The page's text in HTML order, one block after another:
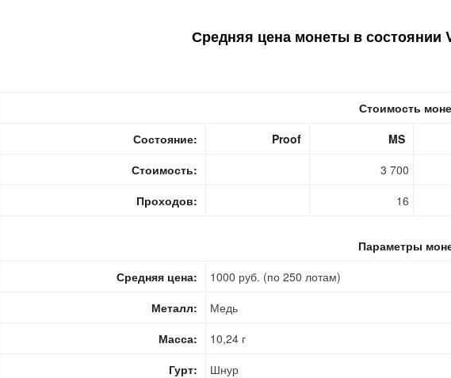
Средняя цена монеты в состоянии
Стоимость
Состояние:
Proof MS
Стоимость:
3 700
Проходов:
16
Параметры
Средняя цена:
1000 руб. (по 250 лотам)
Металл:
Медь
Масса:
10,24 г
Гурт:
Шнур